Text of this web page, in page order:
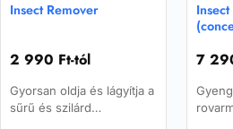
Insect Remover
2 990 Ft-tól
Gyorsan oldja és lágyítja a
sűrű és szilárd
7